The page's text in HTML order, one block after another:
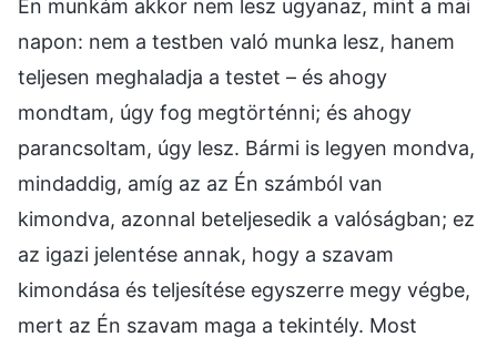
Én munkám akkor nem lesz ugyanaz, mint a mai
napon: nem a testben való munka lesz, hanem
teljesen meghaladja a testet – és ahogy
mondtam, úgy fog megtörténni; és ahogy
parancsoltam, úgy lesz. Bármi is legyen mondva,
mindaddig, amíg az az Én számból van
kimondva, azonnal beteljesedik a valóságban; ez
az igazi jelentése annak, hogy a szavam
kimondása és teljesítése egyszerre megy végbe,
mert az Én szavam maga a tekintély. Most